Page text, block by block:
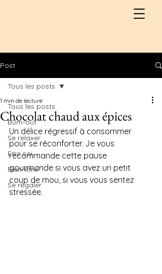
Post
Tous les posts
Burn-out
Se relaxer
Etre soi
Bien-être
Se régaler
Tous les posts
Chocolat chaud aux épices
1 min de lecture
Un délice régressif à consommer
pour se réconforter. Je vous
recommande cette pause
gourmande si vous avez un petit
coup de mou, si vous vous sentez
stressée.